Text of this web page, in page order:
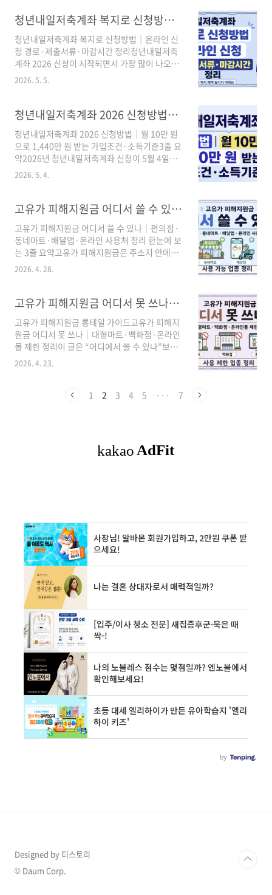
바로 결론기준 중위소득 50% 이하라면 청년내
일..
부기여금 6%·12% 계산, 신청 전 주의사항까지
만 19~34세 청년이 월 최대 50만 원까지 넣을 수
있는 3년 만기 자유적립식 적금입니다.② 정부기
여금은 일반형 납입액의 6%, 우대형 납입액의
12% 수준으로 안내되어 있습니다.③ 월 50만 원
으로 계산됩니다.먼저 ..
청년내일저축계좌 복지로 신청방법｜온라인 신청 경로·제출서류·마감시간 정리
청년내일저축계좌 복지로 신청방법｜온라인 신
청 경로·제출서류·마감시간 정리청년내일저축
계좌 2026 신청이 시작되면서 가장 많이 나오는
질문은 세 가지입니다.“복지로에서 어디로 들어
글에서는 청년내일저축계좌 복지로 신청방법, 온
라인 신청 경로, 제출서류 확인법, 마감시간, 방문
신청 방법, 선정 후 계좌 개설 흐름까지 실제 신청
자가 바로 행동할 수 있도록 정리했습니다.3줄 요
약① 청년내일저축계좌 2026 신청은 2026년 5
월 4일 월요일부터 5월 20일 수요일까지 진행됩
다.③ 선정되면 8월 중 안내를 받고, 이후 하나은
행 지..
2026. 5. 5.
청년내일저축계좌 2026 신청방법｜월 10만 원으로 1,440만 원 받는 가입조건·소득기준
청년내일저축계좌 2026 신청방법｜월 10만 원
으로 1,440만 원 받는 가입조건·소득기준3줄 요
약2026년 청년내일저축계좌 신청이 5월 4일부
터 5월 20일까지 진행됩니다.기준 중위소득
50% 이하의 일하는 청년이 매월 10만 원 이상 저
안 월 10만 원씩 저축하면 본인 저축 360만 원에
정부지원금 1,080만 원이 더해져 총 1,440만 원
＋이자를 받을 수 있습니다.청년내일저축계좌는
저소득층 청년이 3년 동안 꾸준히 저축해 목돈을
만들 수 있도록 돕는 정부 지원형 자산형성 제도
입니다. 단순한 적금이 아니라, 본인이 저축하면
에, 대상이 될 가능성이 있다면 먼저 ..
2026. 5. 4.
고유가 피해지원금 어디서 쓸 수 있나?｜편의점·동네마트·배달앱·온라인 사용처 정리
고유가 피해지원금 어디서 쓸 수 있나｜편의점·
동네마트·배달앱·온라인 사용처 정리 한눈에 보
는 3줄 요약고유가 피해지원금은 주소지 안에서
써야 하고, 지역사랑상품권은 가맹점에서, 카드·
선불카드는 매출 30억 원 이하 소상공인 매장에
능한 경우가 많고, 동네마트·식당·약국·미용실
같은 생활 밀착 업종도 대체로 사용 가능합니다.
배달앱·온라인몰·대형마트·백화점은 헷갈리기
쉬운데, 원칙적으로 제한되는 경우가 많아 결제
전에 꼭 확인해야 합니다.고유가 피해지원금은
신청만큼이나 어디서 쓸 수 있는지가 중요합니
나?”를 가장 많이 검색합니다.이번 지원금은 지
2026. 4. 28.
고유가 피해지원금 어디서 못 쓰나｜대형마트·백화점·온라인몰 제한 정리
고유가 피해지원금 롱테일 가이드고유가 피해지
원금 어디서 못 쓰나｜대형마트·백화점·온라인
몰 제한 정리이 글은 “어디에서 쓸 수 있나”보다
더 중요한 질문인 “어디에서는 안 되는가”를 빠
과 소상공인 가맹점 중심으로 사용하도록 설계됩
실제 사용 가능 여부가 달라질 수 있습니다.먼저
결론｜고유가 피해지원금은 어디서 못 쓸 가능성
2026. 4. 23.
1 2 3 4 5 ··· 7
Designed by 티스토리
© Daum Corp.